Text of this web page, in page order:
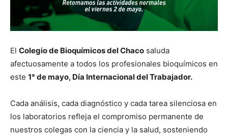
El Colegio de Bioquímicos del Chaco saluda
afectuosamente a todos los profesionales bioquímicos en
este 1° de mayo, Día Internacional del Trabajador.
Cada análisis, cada diagnóstico y cada tarea silenciosa en
los laboratorios refleja el compromiso permanente de
nuestros colegas con la ciencia y la salud, sosteniendo